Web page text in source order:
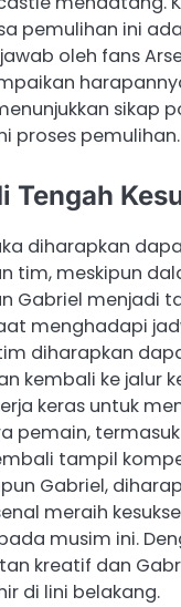
pemulihan ini
oleh fans
sikap
proses pemulihan.
Tengah
diharapkan
tim, meskipun
Gabriel menjadi
menghadapi
diharapkan
kembali ke jalur
keras untuk
pemain,
tampil
Gabriel,
meraih
musim ini.
kreatif dan
di lini belakang.